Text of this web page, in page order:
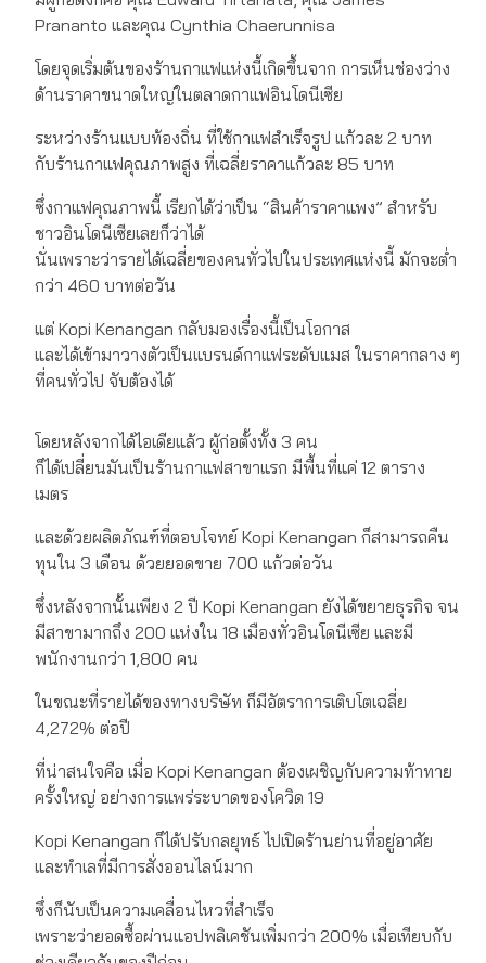
Prananto และคุณ Cynthia Chaerunnisa
โดยจุดเริ่มต้นของร้านกาแฟแห่งนี้เกิดขึ้นจาก การเห็นช่องว่าง
ด้านราคาขนาดใหญ่ในตลาดกาแฟอินโดนีเซีย
ระหว่างร้านแบบท้องถิ่น ที่ใช้กาแฟสำเร็จรูป แก้วละ 2 บาท
กับร้านกาแฟคุณภาพสูง ที่เฉลี่ยราคาแก้วละ 85 บาท
ซึ่งกาแฟคุณภาพนี้ เรียกได้ว่าเป็น “สินค้าราคาแพง” สำหรับ
ชาวอินโดนีเซียเลยก็ว่าได้
นั่นเพราะว่ารายได้เฉลี่ยของคนทั่วไปในประเทศแห่งนี้ มักจะต่ำ
กว่า 460 บาทต่อวัน
แต่ Kopi Kenangan กลับมองเรื่องนี้เป็นโอกาส
และได้เข้ามาวางตัวเป็นแบรนด์กาแฟระดับแมส ในราคากลาง ๆ
ที่คนทั่วไป จับต้องได้
โดยหลังจากได้ไอเดียแล้ว ผู้ก่อตั้งทั้ง 3 คน
ก็ได้เปลี่ยนมันเป็นร้านกาแฟสาขาแรก มีพื้นที่แค่ 12 ตาราง
เมตร
และด้วยผลิตภัณฑ์ที่ตอบโจทย์ Kopi Kenangan ก็สามารถคืน
ทุนใน 3 เดือน ด้วยยอดขาย 700 แก้วต่อวัน
ซึ่งหลังจากนั้นเพียง 2 ปี Kopi Kenangan ยังได้ขยายธุรกิจ จน
มีสาขามากถึง 200 แห่งใน 18 เมืองทั่วอินโดนีเซีย และมี
พนักงานกว่า 1,800 คน
ในขณะที่รายได้ของทางบริษัท ก็มีอัตราการเติบโตเฉลี่ย
4,272% ต่อปี
ที่น่าสนใจคือ เมื่อ Kopi Kenangan ต้องเผชิญกับความท้าทาย
ครั้งใหญ่ อย่างการแพร่ระบาดของโควิด 19
Kopi Kenangan ก็ได้ปรับกลยุทธ์ ไปเปิดร้านย่านที่อยู่อาศัย
และทำเลที่มีการสั่งออนไลน์มาก
ซึ่งก็นับเป็นความเคลื่อนไหวที่สำเร็จ
เพราะว่ายอดซื้อผ่านแอปพลิเคชันเพิ่มกว่า 200% เมื่อเทียบกับ